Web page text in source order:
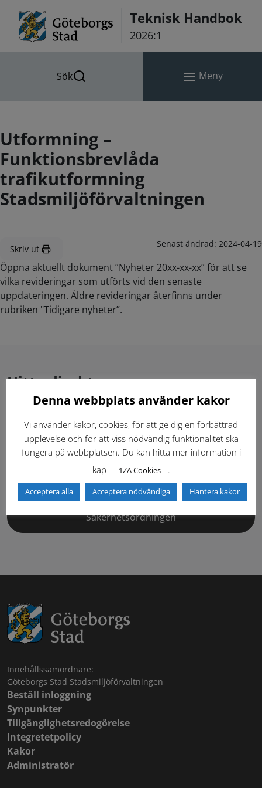
Teknisk Handbok
2026:1
Sök Meny
Utformning –
Funktionsbrevlåda
trafikutformning
Stadsmiljöförvaltningen
Skriv ut Senast ändrad: 2024-04-19
Öppna aktuellt dokument ”Nyheter 20xx-xx-xx” för att se
vilka revideringar som utförts vid den senaste
uppdateringen. Äldre revideringar återfinns under
rubriken "Tidigare nyheter”.
Hitta direkt
Gällande standardritningar (Dwg och pdf)
Dokumentbibliotek Kontaktlista
Tidigare versioner Nyheter
Säkerhetsordningen
Innehållssamordnare:
Göteborgs Stad Stadsmiljöförvaltningen
Beställ inloggning
Synpunkter
Tillgänglighetsredogörelse
Integretetpolicy
Kakor
Administratör
Denna webbplats använder kakor
Vi använder kakor, cookies, för att ge dig en förbättrad
upplevelse och för att viss nödvändig funktionalitet ska
fungera på webbplatsen. Du kan hitta mer information i
kap
1ZA Cookies .
Acceptera alla Acceptera nödvändiga Hantera kakor